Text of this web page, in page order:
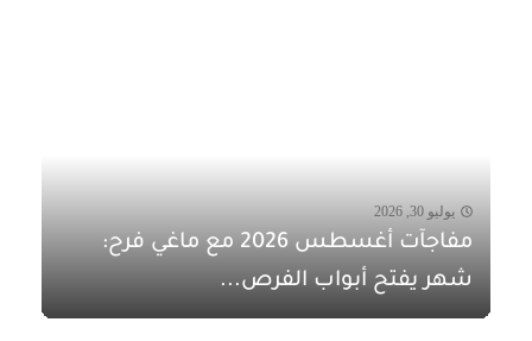
يوليو 30, 2026
مفاجآت أغسطس 2026 مع ماغي فرح:
شهر يفتح أبواب الفرص...